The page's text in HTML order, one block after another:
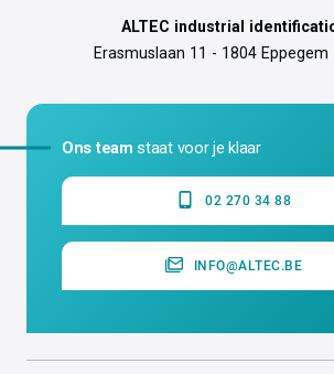
ALTEC industrial
Erasmuslaan 11 - 1804 Eppegem
Ons team staat voor je klaar
02 270 34 88
INFO@ALTEC.BE